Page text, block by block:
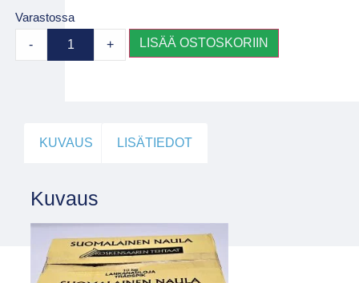
Varastossa
- + LISÄÄ OSTOSKORIIN
KUVAUS LISÄTIEDOT
Kuvaus